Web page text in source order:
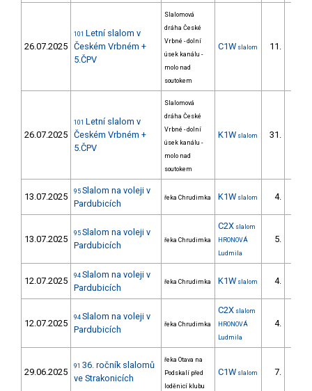
26.07.2025
101 Letní slalom v
Českém Vrbném +
5.ČPV
Slalomová
dráha České
Vrbné - dolní
úsek kanálu -
molo nad
soutokem
C1W slalom 11.
26.07.2025
101 Letní slalom v
Českém Vrbném +
5.ČPV
Slalomová
dráha České
Vrbné - dolní
úsek kanálu -
molo nad
soutokem
K1W slalom 31.
13.07.2025 95 Slalom na voleji v
Pardubicích
řeka Chrudimka K1W slalom 4.
13.07.2025
95 Slalom na voleji v
Pardubicích
řeka Chrudimka
C2X slalom
HRONOVÁ
Ludmila
5.
12.07.2025 94 Slalom na voleji v
Pardubicích
řeka Chrudimka K1W slalom 4.
12.07.2025
94 Slalom na voleji v
Pardubicích
řeka Chrudimka
C2X slalom
HRONOVÁ
Ludmila
4.
29.06.2025
91 36. ročník slalomů
ve Strakonicích
řeka Otava na
Podskalí před
loděnicí klubu
C1W slalom 7.